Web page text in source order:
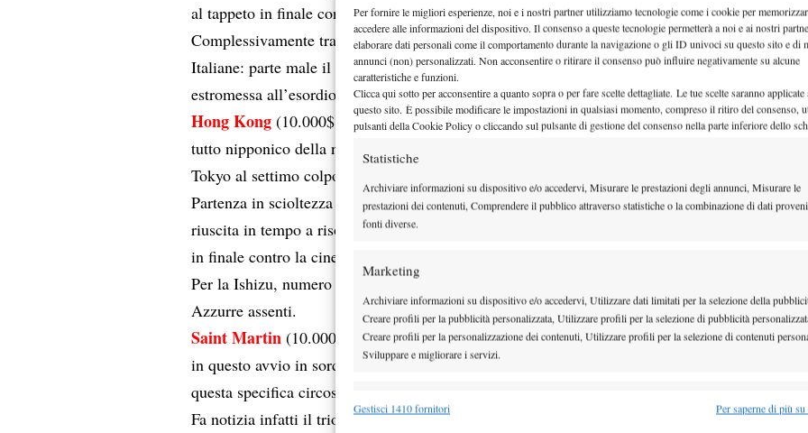
Per fornire le migliori esperienze, noi e i nostri partner utilizziamo tecnologie come i cookie per
accedere alle informazioni del dispositivo. Il consenso a queste tecnologie permetterà a noi e ai nostri
elaborare dati personali come il comportamento durante la navigazione o gli ID univoci su questo sito e di
annunci (non) personalizzati. Non acconsentire o ritirare il consenso può influire negativamente su alcune
caratteristiche e funzioni.
Clicca qui sotto per acconsentire a quanto sopra o per fare scelte dettagliate. Le tue scelte saranno applicate
questo sito. È possibile modificare le impostazioni in qualsiasi momento, compreso il ritiro del consenso,
pulsanti della Cookie Policy o cliccando sul pulsante di gestione del consenso nella parte inferiore dello
Statistiche
Archiviare informazioni su dispositivo e/o accedervi, Misurare le prestazioni degli annunci, Misurare le
prestazioni dei contenuti, Comprendere il pubblico attraverso statistiche o la combinazione di dati
fonti diverse.
Marketing
Archiviare informazioni su dispositivo e/o accedervi, Utilizzare dati limitati per la selezione della
Creare profili per la pubblicità personalizzata, Utilizzare profili per la selezione di pubblicità
Creare profili per la personalizzazione dei contenuti, Utilizzare profili per la selezione di contenuti
Sviluppare e migliorare i servizi.
Funzionalità
Gestisci 1410 fornitori Per saperne di più
al tappeto in finale con un sonoro 62 63.
Complessivamente trattasi del quinto centro a livelli Itf per la Majeric.
Italiane: parte male il 2013 di Anna Floris(4), unica iscritta in Usa e subito
estromessa all’esordio.
Hong Kong (10.000$ Hong Kong): Dagli Stati Uniti ad Hong Kong con il successo
tutto nipponico della numero 2 del seeding
Tokyo al settimo colpo in carriera.
Partenza in scioltezza e chiusura più complicata per la giapponese che tuttavia è
riuscita in tempo a risolvere i problemi in campo arrivando così a prendersi la coppa
in finale contro la cinese Xin Wen(4), ko in rimonta 26 61 63.
Per la Ishizu, numero 395 al mondo, primo centro sul cemento di Hong Kong.
Azzurre assenti.
Saint Martin (10.000$ Guadalupe): E come di consueto non sono mancati, neanche
in questo avvio in sordina di 2013, i grandissimi colpacci inattesi, provenienti, in
questa specifica circostanza, direttamente dal torneo 10k di Saint Martin, Guadalupe.
Fa notizia infatti il trionfo della 16enne olandese